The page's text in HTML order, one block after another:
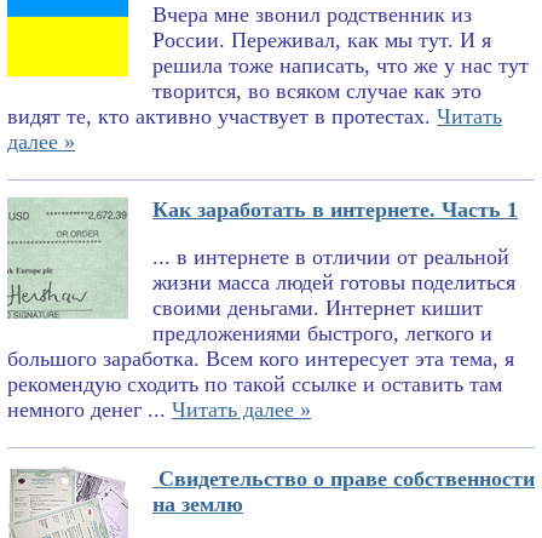
Вчера мне звонил родственник из
России. Переживал, как мы тут. И я
решила тоже написать, что же у нас тут
творится, во всяком случае как это
видят те, кто активно участвует в протестах. Читать
далее »
Как заработать в интернете. Часть 1
... в интернете в отличии от реальной
жизни масса людей готовы поделиться
своими деньгами. Интернет кишит
предложениями быстрого, легкого и
большого заработка. Всем кого интересует эта тема, я
рекомендую сходить по такой ссылке и оставить там
немного денег ... Читать далее »
Свидетельство о праве собственности
на землю